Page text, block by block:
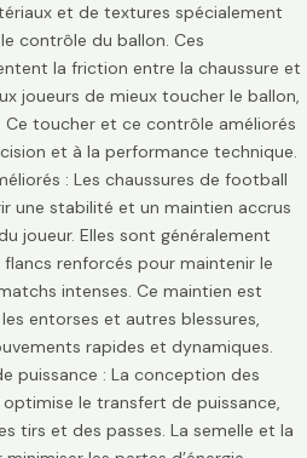
et de textures spécialement
contrôle du ballon. Ces
la friction entre la chaussure et
joueurs de mieux toucher le ballon,
Ce toucher et ce contrôle améliorés
et à la performance technique.
: Les chaussures de football
une stabilité et un maintien accrus
joueur. Elles sont généralement
renforcés pour maintenir le
intenses. Ce maintien est
entorses et autres blessures,
rapides et dynamiques.
puissance : La conception des
le transfert de puissance,
tirs et des passes. La semelle et la